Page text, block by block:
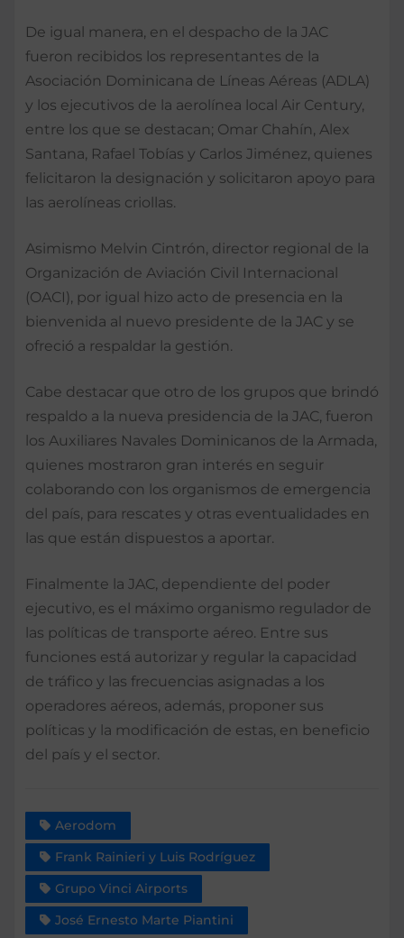
De igual manera, en el despacho de la JAC
fueron recibidos los representantes de la
Asociación Dominicana de Líneas Aéreas (ADLA)
y los ejecutivos de la aerolínea local Air Century,
entre los que se destacan; Omar Chahín, Alex
Santana, Rafael Tobías y Carlos Jiménez, quienes
felicitaron la designación y solicitaron apoyo para
las aerolíneas criollas.
Asimismo Melvin Cintrón, director regional de la
Organización de Aviación Civil Internacional
(OACI), por igual hizo acto de presencia en la
bienvenida al nuevo presidente de la JAC y se
ofreció a respaldar la gestión.
Cabe destacar que otro de los grupos que brindó
respaldo a la nueva presidencia de la JAC, fueron
los Auxiliares Navales Dominicanos de la Armada,
quienes mostraron gran interés en seguir
colaborando con los organismos de emergencia
del país, para rescates y otras eventualidades en
las que están dispuestos a aportar.
Finalmente la JAC, dependiente del poder
ejecutivo, es el máximo organismo regulador de
las políticas de transporte aéreo. Entre sus
funciones está autorizar y regular la capacidad
de tráfico y las frecuencias asignadas a los
operadores aéreos, además, proponer sus
políticas y la modificación de estas, en beneficio
del país y el sector.
Aerodom
Frank Rainieri y Luis Rodríguez
Grupo Vinci Airports
José Ernesto Marte Piantini